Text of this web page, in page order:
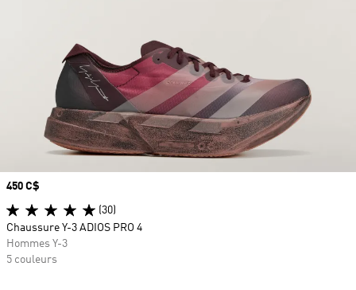
Prix
450 C$
(30)
Chaussure Y-3 ADIOS PRO 4
Hommes Y-3
5 couleurs